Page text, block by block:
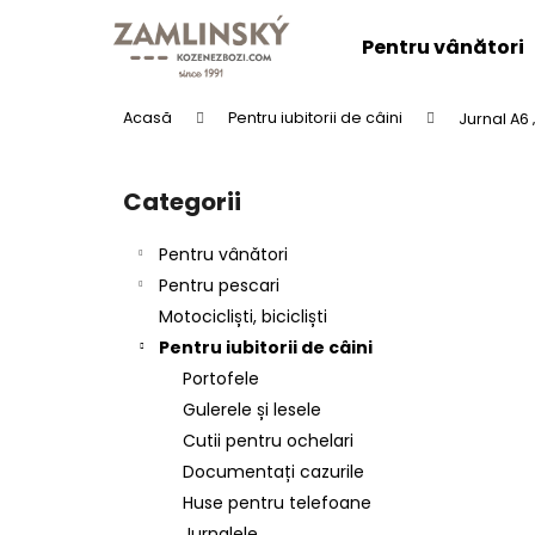
Pentru vânători
Acasă Pentru iubitorii de câini Jurnal A6
Sari
categorii
Categorii
Pentru vânători
Pentru pescari
Motocicliști, bicicliști
Pentru iubitorii de câini
Portofele
Gulerele și lesele
Cutii pentru ochelari
Documentați cazurile
Huse pentru telefoane
Înapoi
cumpărături
Înapoi
cumpărături
CENTURA DIN PIELE "LOVU ZDAR".
lei137,58